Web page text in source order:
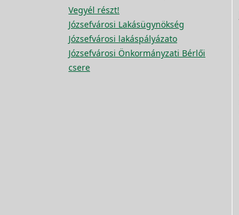
Vegyél részt!
Józsefvárosi Lakásügynökség
Józsefvárosi lakáspályázato
Józsefvárosi Önkormányzati Bérlői
csere